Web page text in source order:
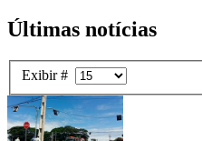
Últimas notícias
Exibir #